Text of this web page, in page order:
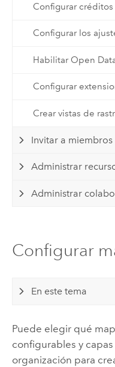
Configurar créditos
Configurar los
Habilitar Open
Configurar
Crear vistas de
Invitar a miembros
Administrar
Administrar
Configurar
En este tema
Puede elegir qué
configurables y
organización para